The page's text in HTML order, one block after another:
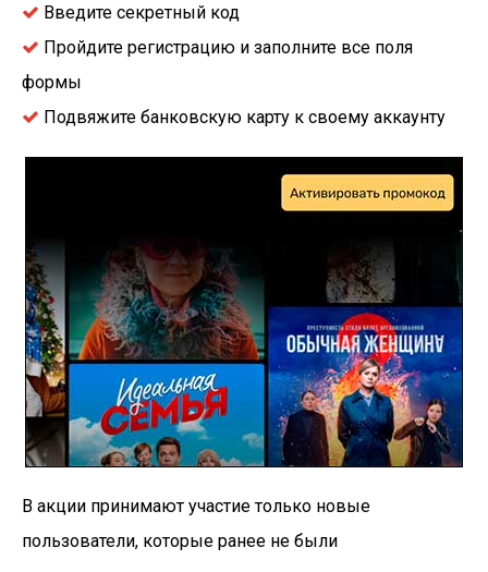
Введите секретный код
Пройдите регистрацию и заполните все поля
формы
Подвяжите банковскую карту к своему аккаунту
В акции принимают участие только новые
пользователи, которые ранее не были